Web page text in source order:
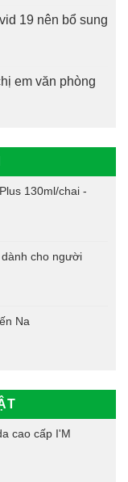
19 nên bổ sung
em văn phòng
130ml/chai -
cho người
Na
cao cấp I'M